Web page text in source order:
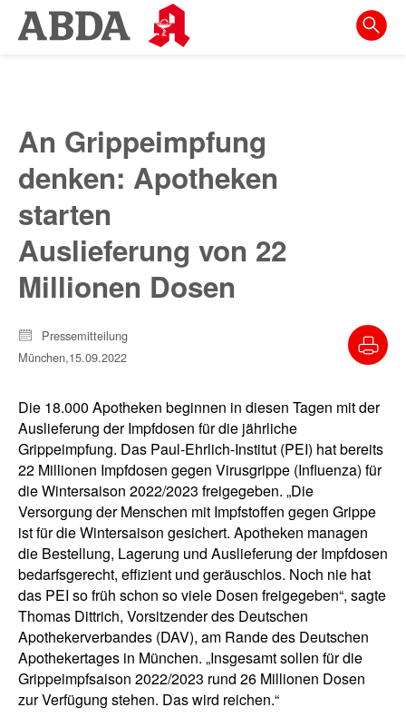
Springe
direkt
zur
Meta-
Navigation
Inhalt
zur
An Grippeimpfung
denken: Apotheken
starten
Auslieferung von 22
Millionen Dosen
Pressemitteilung
München,15.09.2022
Die 18.000 Apotheken beginnen in diesen Tagen mit der
Auslieferung der Impfdosen für die jährliche
Grippeimpfung. Das Paul-Ehrlich-Institut (PEI) hat bereits
22 Millionen Impfdosen gegen Virusgrippe (Influenza) für
die Wintersaison 2022/2023 freigegeben. „Die
Versorgung der Menschen mit Impfstoffen gegen Grippe
ist für die Wintersaison gesichert. Apotheken managen
die Bestellung, Lagerung und Auslieferung der Impfdosen
bedarfsgerecht, effizient und geräuschlos. Noch nie hat
das PEI so früh schon so viele Dosen freigegeben“, sagte
Thomas Dittrich, Vorsitzender des Deutschen
Apothekerverbandes (DAV), am Rande des Deutschen
Apothekertages in München. „Insgesamt sollen für die
Grippeimpfsaison 2022/2023 rund 26 Millionen Dosen
zur Verfügung stehen. Das wird reichen.“